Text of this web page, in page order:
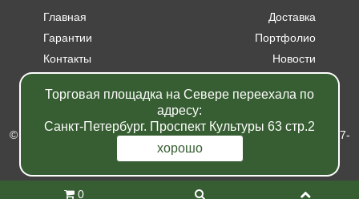
Главная
Доставка
Гарантии
Портфолио
Контакты
Новости
Акции
© Питомник растений "Фавн" - Санкт-Петербург - Москва 2007-
2024
Полная версия
0
Торговая площадка на Севере переехала по
адресу:
Санкт-Петербург. Проспект Культуры 63 стр.2
хорошо